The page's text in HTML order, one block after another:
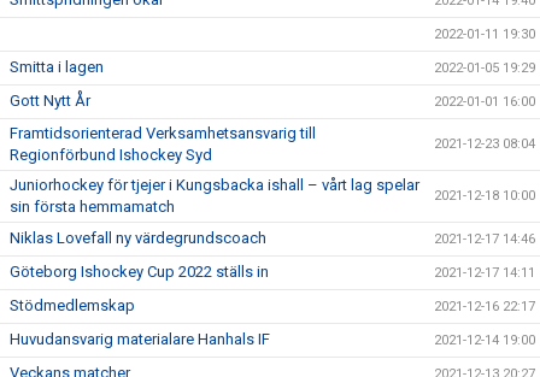
2022-01-11 19:30
Smitta i lagen 2022-01-05 19:29
Gott Nytt År 2022-01-01 16:00
Framtidsorienterad Verksamhetsansvarig till
Regionförbund Ishockey Syd
2021-12-23 08:04
Juniorhockey för tjejer i Kungsbacka ishall – vårt lag spelar
sin första hemmamatch
2021-12-18 10:00
Niklas Lovefall ny värdegrundscoach 2021-12-17 14:46
Göteborg Ishockey Cup 2022 ställs in 2021-12-17 14:11
Stödmedlemskap 2021-12-16 22:17
Huvudansvarig materialare Hanhals IF 2021-12-14 19:00
Veckans matcher